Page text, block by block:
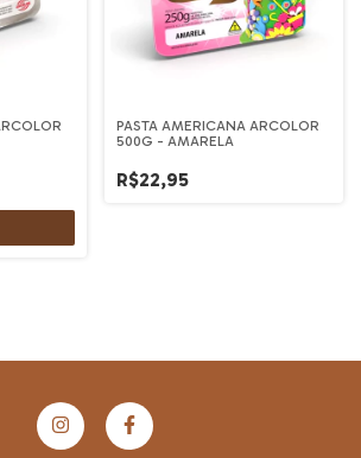
PASTA AMERICANA ARCOLOR
500G - AMARELA
R$22,95